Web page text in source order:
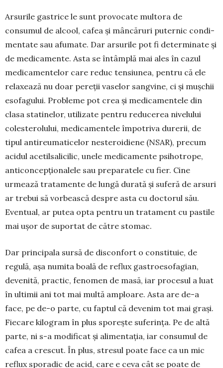
Arsurile gastrice le sunt provoca­te mul­tora de
consumul de alcool, cafea și mân­căruri puternic condi­
men­tate sau afumate. Dar arsurile pot fi deter­minate și
de medica­mente. Asta se în­tâmplă mai ales în cazul
medica­mentelor care reduc tensiunea, pen­tru că ele
relaxează nu doar pereții va­selor sang­vine, ci și mușchii
esofa­gului. Proble­me pot crea și medica­mentele din
clasa statinelor, utilizate pentru reducerea nive­lului
coles­terolului, medicamentele împo­triva du­rerii, de
tipul antireumaticelor ne­steroi­diene (NSAR), precum
acidul ace­til­salicilic, unele medicamente psihotro­pe,
anticon­cep­ționalele sau preparatele cu fier. Cine
urmează tratamente de lungă durată și suferă de arsuri
ar trebui să vor­bească despre asta cu doctorul său.
Eventual, ar putea opta pentru un tratament cu pastile
mai ușor de suportat de către stomac.
Dar principala sursă de disconfort o constituie, de
regulă, așa numita boală de reflux gastroeso­fagian,
devenită, practic, fenomen de masă, iar pro­cesul a luat
în ultimii ani tot mai multă amploare. Asta are de-a
face, pe de-o parte, cu faptul că deve­nim tot mai grași.
Fiecare kilogram în plus sporește suferința. Pe de altă
parte, ni s-a modificat și ali­mentația, iar consumul de
cafea a crescut. În plus, stresul poate face ca un mic
reflux sporadic de acid, care e ceva cât se poate de